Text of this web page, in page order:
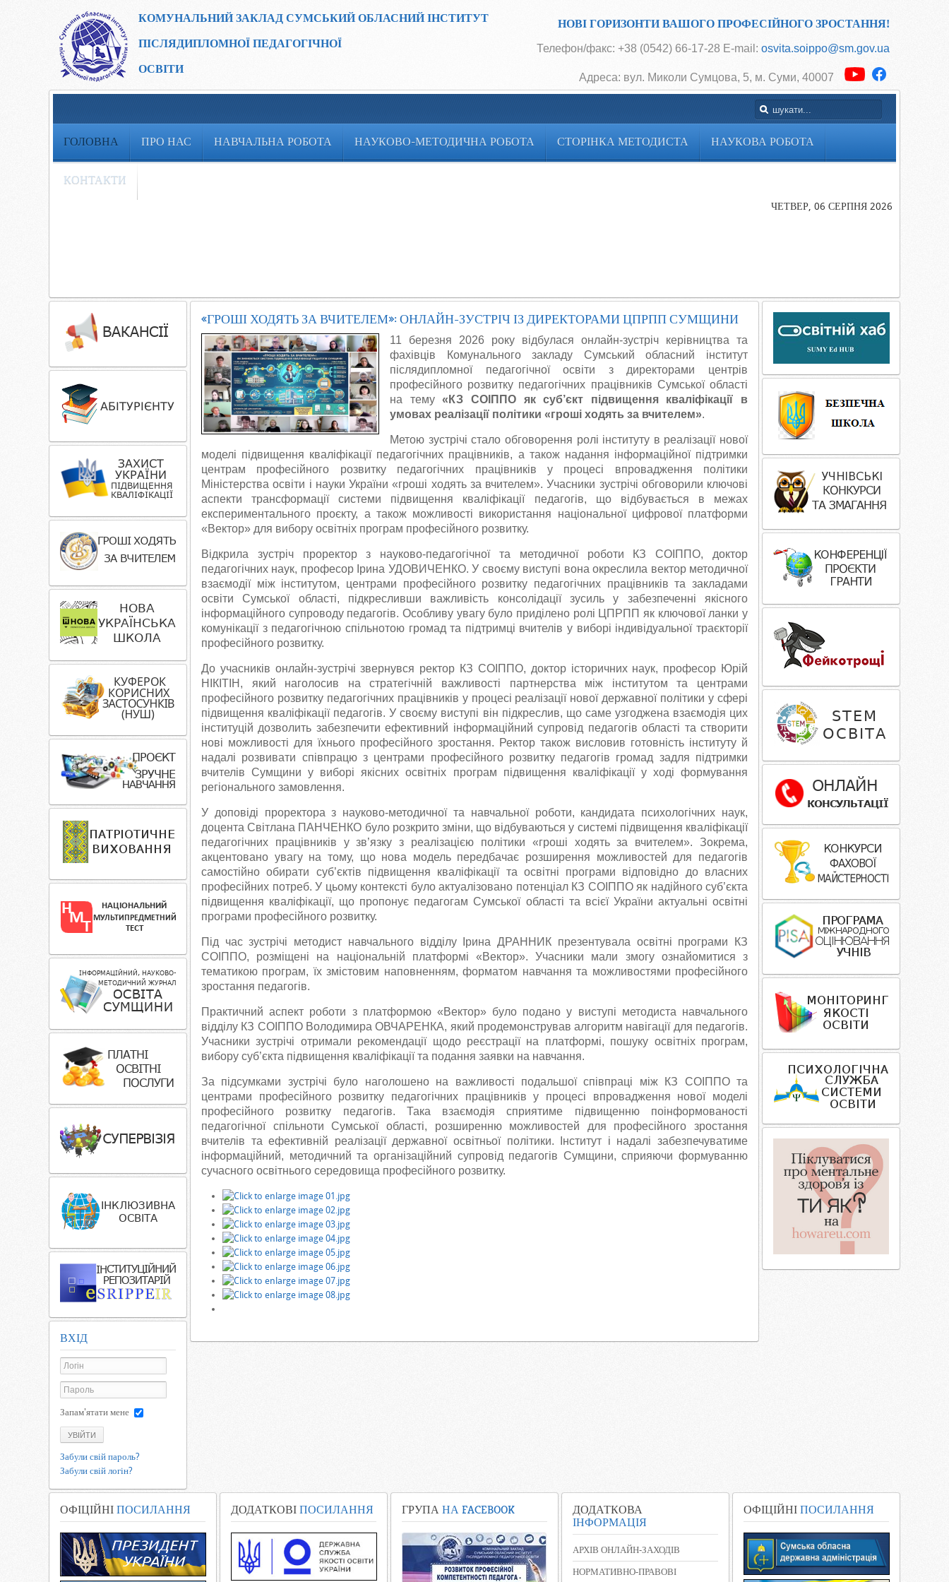
КОМУНАЛЬНИЙ ЗАКЛАД СУМСЬКИЙ ОБЛАСНИЙ ІНСТИТУТ
ПІСЛЯДИПЛОМНОЇ ПЕДАГОГІЧНОЇ
ОСВІТИ
НОВІ ГОРИЗОНТИ ВАШОГО ПРОФЕСІЙНОГО ЗРОСТАННЯ!
Телефон/факс: +38 (0542) 66-17-28 E-mail: osvita.soippo@sm.gov.ua
Адреса: вул. Миколи Сумцова, 5, м. Суми, 40007
ГОЛОВНА ПРО НАС НАВЧАЛЬНА РОБОТА НАУКОВО-МЕТОДИЧНА РОБОТА СТОРІНКА МЕТОДИСТА НАУКОВА РОБОТА
КОНТАКТИ
ЧЕТВЕР, 06 СЕРПНЯ 2026
«ГРОШІ ХОДЯТЬ ЗА ВЧИТЕЛЕМ»: ОНЛАЙН-ЗУСТРІЧ ІЗ ДИРЕКТОРАМИ ЦПРПП СУМЩИНИ
11 березня 2026 року відбулася онлайн-зустріч керівництва та
фахівців Комунального закладу Сумський обласний інститут
післядипломної педагогічної освіти з директорами центрів
професійного розвитку педагогічних працівників Сумської області
на тему«КЗ СОІППО як суб’єкт підвищення кваліфікації в
умовах реалізації політики «гроші ходять за вчителем».
Метою зустрічі стало обговорення ролі інституту в реалізації нової
моделі підвищення кваліфікації педагогічних працівників, а також надання інформаційної підтримки
центрам професійного розвитку педагогічних працівників у процесі впровадження політики
Міністерства освіти і науки України «гроші ходять за вчителем». Учасники зустрічі обговорили ключові
аспекти трансформації системи підвищення кваліфікації педагогів, що відбувається в межах
експериментального проєкту, а також можливості використання національної цифрової платформи
«Вектор» для вибору освітніх програм професійного розвитку.
Відкрила зустріч проректор з науково-педагогічної та методичної роботи КЗ СОІППО, доктор
педагогічних наук, професор Ірина УДОВИЧЕНКО. У своєму виступі вона окреслила вектор методичної
взаємодії між інститутом, центрами професійного розвитку педагогічних працівників та закладами
освіти Сумської області, підкресливши важливість консолідації зусиль у забезпеченні якісного
інформаційного супроводу педагогів. Особливу увагу було приділено ролі ЦПРПП як ключової ланки у
комунікації з педагогічною спільнотою громад та підтримці вчителів у виборі індивідуальної траєкторії
професійного розвитку.
До учасників онлайн-зустрічі звернувся ректор КЗ СОІППО, доктор історичних наук, професор Юрій
НІКІТІН, який наголосив на стратегічній важливості партнерства між інститутом та центрами
професійного розвитку педагогічних працівників у процесі реалізації нової державної політики у сфері
підвищення кваліфікації педагогів. У своєму виступі він підкреслив, що саме узгоджена взаємодія цих
інституцій дозволить забезпечити ефективний інформаційний супровід педагогів області та створити
нові можливості для їхнього професійного зростання. Ректор також висловив готовність інституту й
надалі розвивати співпрацю з центрами професійного розвитку педагогів громад задля підтримки
вчителів Сумщини у виборі якісних освітніх програм підвищення кваліфікації у ході формування
регіонального замовлення.
У доповіді проректора з науково-методичної та навчальної роботи, кандидата психологічних наук,
доцента Світлана ПАНЧЕНКО було розкрито зміни, що відбуваються у системі підвищення кваліфікації
педагогічних працівників у зв’язку з реалізацією політики «гроші ходять за вчителем». Зокрема,
акцентовано увагу на тому, що нова модель передбачає розширення можливостей для педагогів
самостійно обирати суб’єктів підвищення кваліфікації та освітні програми відповідно до власних
професійних потреб. У цьому контексті було актуалізовано потенціал КЗ СОІППО як надійного суб’єкта
підвищення кваліфікації, що пропонує педагогам Сумської області та всієї України актуальні освітні
програми професійного розвитку.
Під час зустрічі методист навчального відділу Ірина ДРАННИК презентувала освітні програми КЗ
СОІППО, розміщені на національній платформі «Вектор». Учасники мали змогу ознайомитися з
тематикою програм, їх змістовим наповненням, форматом навчання та можливостями професійного
зростання педагогів.
Практичний аспект роботи з платформою «Вектор» було подано у виступі методиста навчального
відділу КЗ СОІППОВолодимира ОВЧАРЕНКА, який продемонстрував алгоритм навігації для педагогів.
Учасники зустрічі отримали рекомендації щодо реєстрації на платформі, пошуку освітніх програм,
вибору суб’єкта підвищення кваліфікації та подання заявки на навчання.
За підсумками зустрічі було наголошено на важливості подальшої співпраці між КЗ СОІППО та
центрами професійного розвитку педагогічних працівників у процесі впровадження нової моделі
професійного розвитку педагогів. Така взаємодія сприятиме підвищенню поінформованості
педагогічної спільноти Сумської області, розширенню можливостей для професійного зростання
вчителів та ефективній реалізації державної освітньої політики. Інститут і надалі забезпечуватиме
інформаційний, методичний та організаційний супровід педагогів Сумщини, сприяючи формуванню
сучасного освітнього середовища професійного розвитку.
ВХІД
Запам'ятати мене
УВІЙТИ
Забули свій пароль?
Забули свій логін?
ОФІЦІЙНІ ПОСИЛАННЯ ДОДАТКОВІ ПОСИЛАННЯ ГРУПА НА FACEBOOK
ДОДАТКОВА
ІНФОРМАЦІЯ
АРХІВ ОНЛАЙН-ЗАХОДІВ
НОРМАТИВНО-ПРАВОВІ
ОФІЦІЙНІ ПОСИЛАННЯ